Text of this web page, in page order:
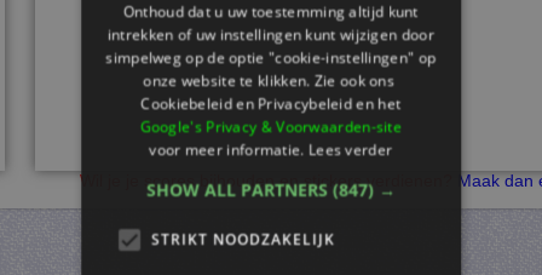
Wil je je scores bijhouden en stickers verdienen? Maak dan
Onthoud dat u uw toestemming altijd kunt
intrekken of uw instellingen kunt wijzigen door
simpelweg op de optie "cookie-instellingen" op
onze website te klikken. Zie ook ons ​​
Cookiebeleid en Privacybeleid en het
Google's Privacy & Voorwaarden-site
voor meer informatie.Lees verder
SHOW ALL PARTNERS (847) →
STRIKT NOODZAKELIJK